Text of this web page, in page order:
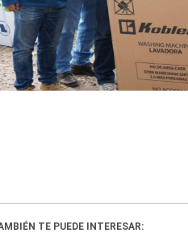
TE PUEDE INTERESAR: